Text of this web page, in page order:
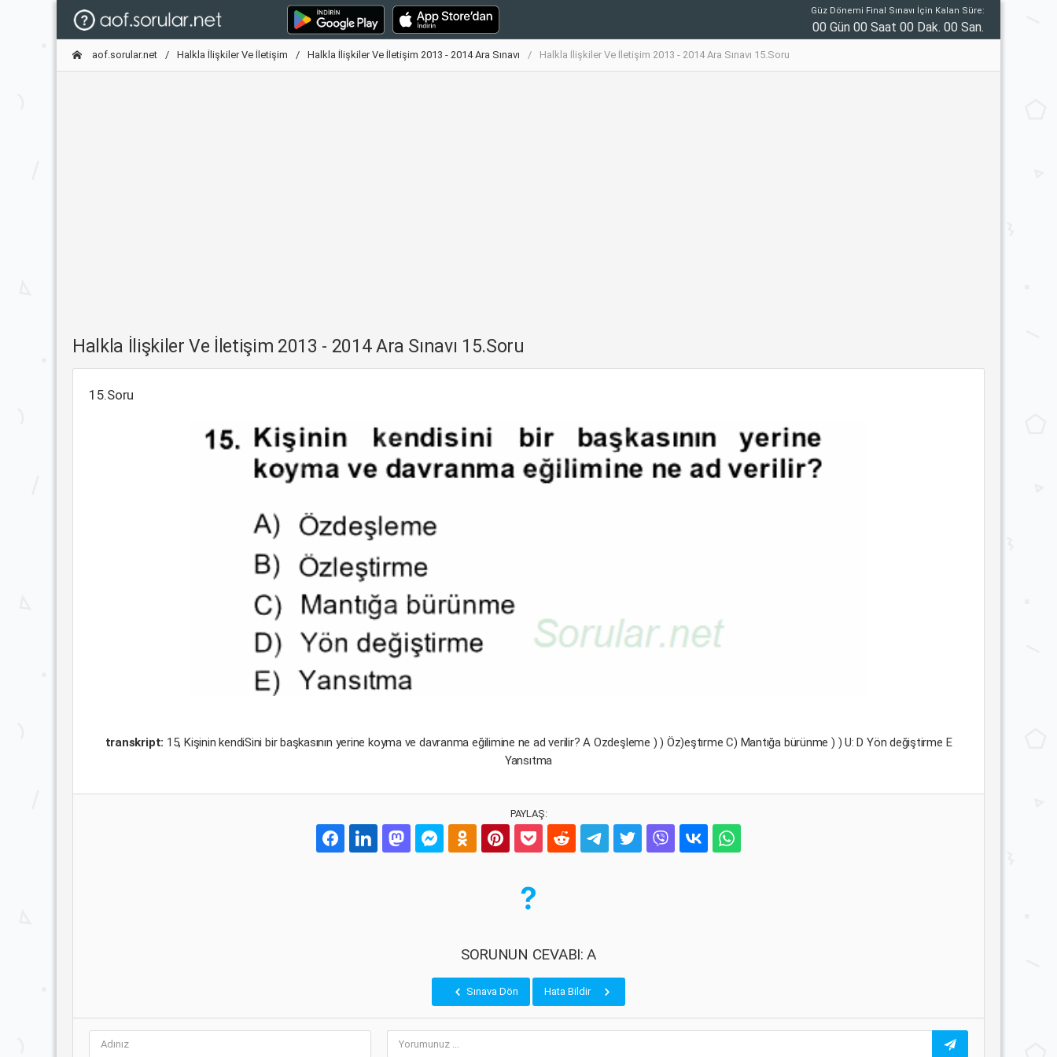
Güz Dönemi Final Sınavı İçin Kalan Süre:
00 Gün 00 Saat 00 Dak. 00 San.
aof.sorular.net Halkla İlişkiler Ve İletişim Halkla İlişkiler Ve İletişim 2013 - 2014 Ara Sınavı Halkla İlişkiler Ve İletişim 2013 - 2014 Ara Sınavı 15.Soru
Halkla İlişkiler Ve İletişim 2013 - 2014 Ara Sınavı 15.Soru
15.Soru
transkript: 15, Kişinin kendiSini bir başkasının yerine koyma ve davranma eğilimine ne ad verilir? A Ozdeşleme ) ) Öz)eştırme C) Mantığa bürünme ) ) U: D Yön değiştirme E
Yansıtma
PAYLAŞ:
SORUNUN CEVABI: A
Sınava Dön Hata Bildir